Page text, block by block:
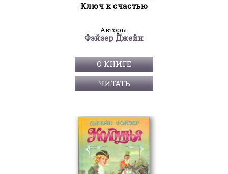
Ключ к счастью
Авторы:
Фэйзер Джейн
О КНИГЕ
ЧИТАТЬ